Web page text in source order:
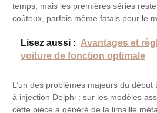
temps, mais les premières séries
coûteux, parfois même fatals pour le
Lisez aussi : Avantages et
voiture de fonction optimale
L’un des problèmes majeurs du
à injection Delphi : sur les modèles
cette pièce a généré de la limaille